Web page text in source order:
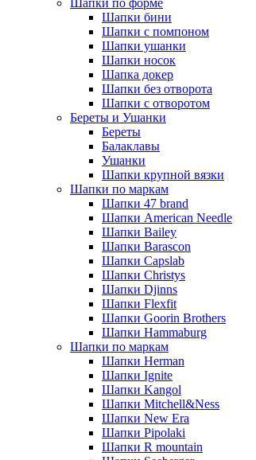
Шапки по форме
Шапки бини
Шапки с помпоном
Шапки ушанки
Шапки носок
Шапка докер
Шапки без отворота
Шапки с отворотом
Береты и Ушанки
Береты
Балаклавы
Ушанки
Шапки крупной вязки
Шапки по маркам
Шапки 47 brand
Шапки American Needle
Шапки Bailey
Шапки Barascon
Шапки Capslab
Шапки Christys
Шапки Djinns
Шапки Flexfit
Шапки Goorin Brothers
Шапки Hammaburg
Шапки по маркам
Шапки Herman
Шапки Ignite
Шапки Kangol
Шапки Mitchell&Ness
Шапки New Era
Шапки Pipolaki
Шапки R mountain